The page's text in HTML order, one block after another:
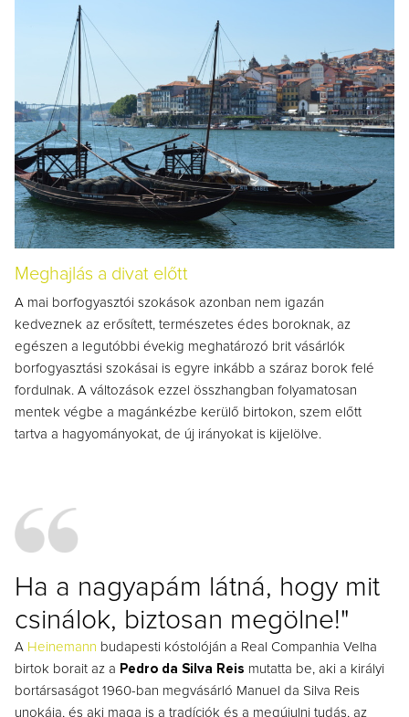
Meghajlás a divat előtt
A mai borfogyasztói szokások azonban nem igazán
kedveznek az erősített, természetes édes boroknak, az
egészen a legutóbbi évekig meghatározó brit vásárlók
borfogyasztási szokásai is egyre inkább a száraz borok felé
fordulnak. A változások ezzel összhangban folyamatosan
mentek végbe a magánkézbe kerülő birtokon, szem előtt
tartva a hagyományokat, de új irányokat is kijelölve.
Ha a nagyapám látná, hogy mit
csinálok, biztosan megölne!"
A Heinemann budapesti kóstolóján a Real Companhia Velha
birtok borait az a Pedro da Silva Reis mutatta be, aki a királyi
bortársaságot 1960-ban megvásárló Manuel da Silva Reis
unokája, és aki maga is a tradíciók és a megújulni tudás, az